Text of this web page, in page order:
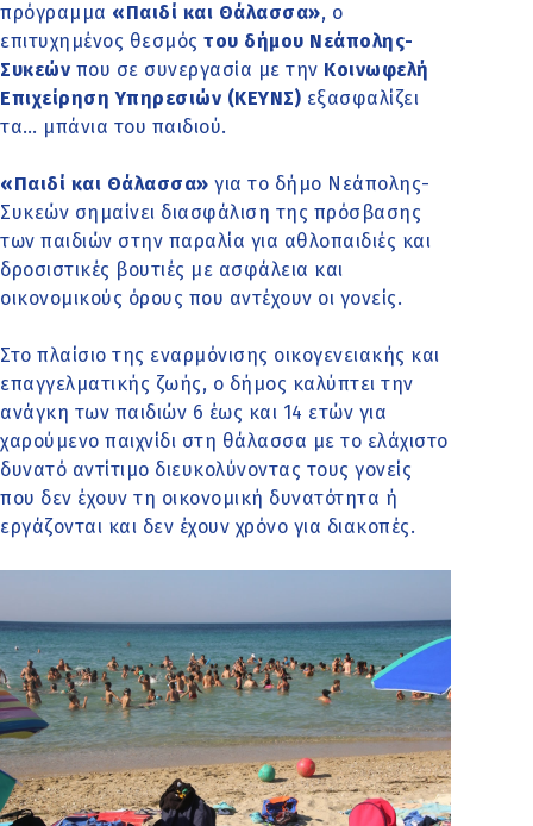
πρόγραμμα «Παιδί και Θάλασσα», ο
επιτυχημένος θεσμός του δήμου Νεάπολης-
Συκεών που σε συνεργασία με την Κοινωφελή
Επιχείρηση Υπηρεσιών (ΚΕΥΝΣ) εξασφαλίζει
τα… μπάνια του παιδιού.
«Παιδί και Θάλασσα» για το δήμο Νεάπολης-
Συκεών σημαίνει διασφάλιση της πρόσβασης
των παιδιών στην παραλία για αθλοπαιδιές και
δροσιστικές βουτιές με ασφάλεια και
οικονομικούς όρους που αντέχουν οι γονείς.
Στο πλαίσιο της εναρμόνισης οικογενειακής και
επαγγελματικής ζωής, ο δήμος καλύπτει την
ανάγκη των παιδιών 6 έως και 14 ετών για
χαρούμενο παιχνίδι στη θάλασσα με το ελάχιστο
δυνατό αντίτιμο διευκολύνοντας τους γονείς
που δεν έχουν τη οικονομική δυνατότητα ή
εργάζονται και δεν έχουν χρόνο για διακοπές.